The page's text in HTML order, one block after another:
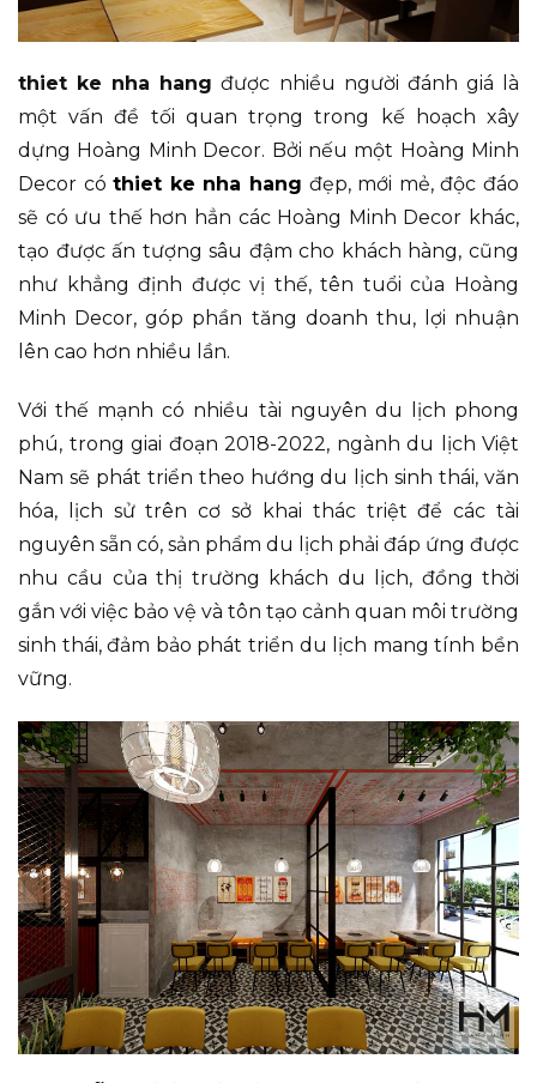
thiet ke nha hang được nhiều người đánh giá là
một vấn đề tối quan trọng trong kế hoạch xây
dựng Hoàng Minh Decor. Bởi nếu một Hoàng Minh
Decor cóthiet ke nha hang đẹp, mới mẻ, độc đáo
sẽ có ưu thế hơn hẳn các Hoàng Minh Decor khác,
tạo được ấn tượng sâu đậm cho khách hàng, cũng
như khẳng định được vị thế, tên tuổi của Hoàng
Minh Decor, góp phần tăng doanh thu, lợi nhuận
lên cao hơn nhiều lần.
Với thế mạnh có nhiều tài nguyên du lịch phong
phú, trong giai đoạn 2018-2022, ngành du lịch Việt
Nam sẽ phát triển theo hướng du lịch sinh thái, văn
hóa, lịch sử trên cơ sở khai thác triệt để các tài
nguyên sẵn có, sản phẩm du lịch phải đáp ứng được
nhu cầu của thị trường khách du lịch, đồng thời
gắn với việc bảo vệ và tôn tạo cảnh quan môi trường
sinh thái, đảm bảo phát triển du lịch mang tính bền
vững.